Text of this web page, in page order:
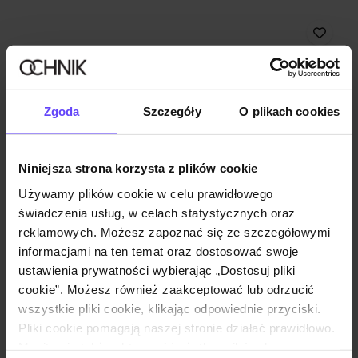
Zgoda Szczegóły O plikach cookies
Niniejsza strona korzysta z plików cookie
Używamy plików cookie w celu prawidłowego
świadczenia usług, w celach statystycznych oraz
reklamowych. Możesz zapoznać się ze szczegółowymi
informacjami na ten temat oraz dostosować swoje
ustawienia prywatności wybierając „Dostosuj pliki
cookie”. Możesz również zaakceptować lub odrzucić
wszystkie pliki cookie, klikając odpowiednie przyciski.
Pliki cookie pomagają naszej stronie działać prawidłowo.